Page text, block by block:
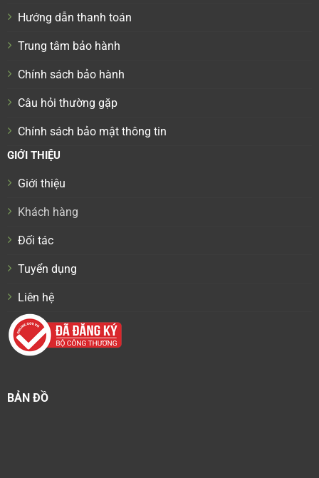
Hướng dẫn thanh toán
Trung tâm bảo hành
Chính sách bảo hành
Câu hỏi thường gặp
Chính sách bảo mật thông tin
GIỚI THIỆU
Giới thiệu
Khách hàng
Đối tác
Tuyển dụng
Liên hệ
BẢN ĐỒ